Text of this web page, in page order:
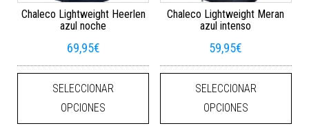
Chaleco Lightweight Heerlen
azul noche
69,95€
SELECCIONAR
OPCIONES
Este producto tiene múltiples
Chaleco Lightweight Meran
azul intenso
59,95€
SELECCIONAR
OPCIONES